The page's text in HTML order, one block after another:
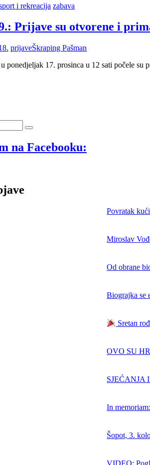
i rekreacija zabava
Prijave su otvorene i
prijaveŠkraping Pašman
ponedjeljak 17. prosinca u 12 sati počele
na Facebooku:
Povratak
Miroslav
Od obrane
Biograjka se
Sretan
OVO SU
SJEĆANJA
In
Šopot, 3.
VIDEO: